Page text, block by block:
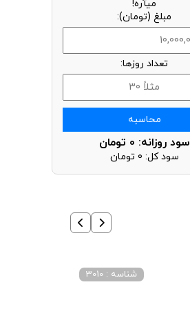
میآره!
مبلغ (تومان):
تعداد روزها:
محاسبه
سود روزانه: 0 تومان
سود کل: 0 تومان
شناسه : 3010